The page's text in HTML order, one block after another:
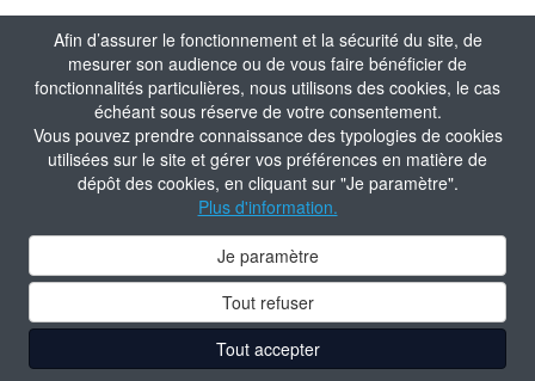
Afin d’assurer le fonctionnement et la sécurité du site, de
mesurer son audience ou de vous faire bénéficier de
fonctionnalités particulières, nous utilisons des cookies, le cas
échéant sous réserve de votre consentement.
Vous pouvez prendre connaissance des typologies de cookies
utilisées sur le site et gérer vos préférences en matière de
dépôt des cookies, en cliquant sur "Je paramètre".
Plus d'information.
Je paramètre
Tout refuser
Tout accepter